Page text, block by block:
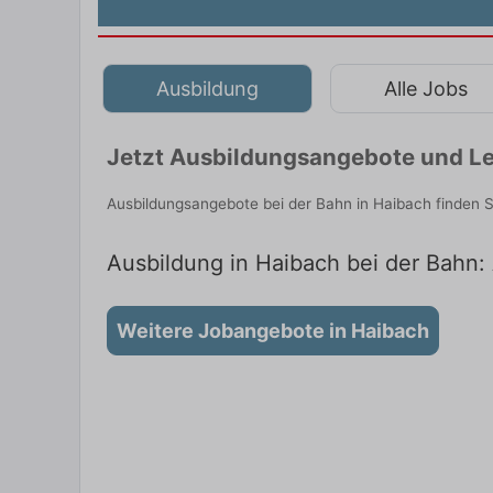
Ausbildung Alle Jobs
Jetzt Ausbildungsangebote und
Ausbildungsangebote bei der Bahn in Haibach
Ausbildung in Haibach bei der
Weitere Jobangebote in Haibach